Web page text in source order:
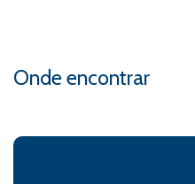
Onde encontrar